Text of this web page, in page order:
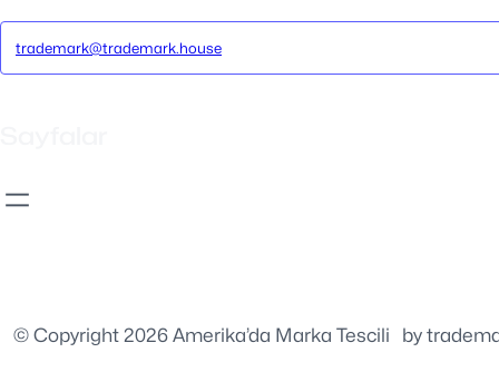
trademark@trademark.house
© Copyright 2026 Amerika’da Marka Tescili by